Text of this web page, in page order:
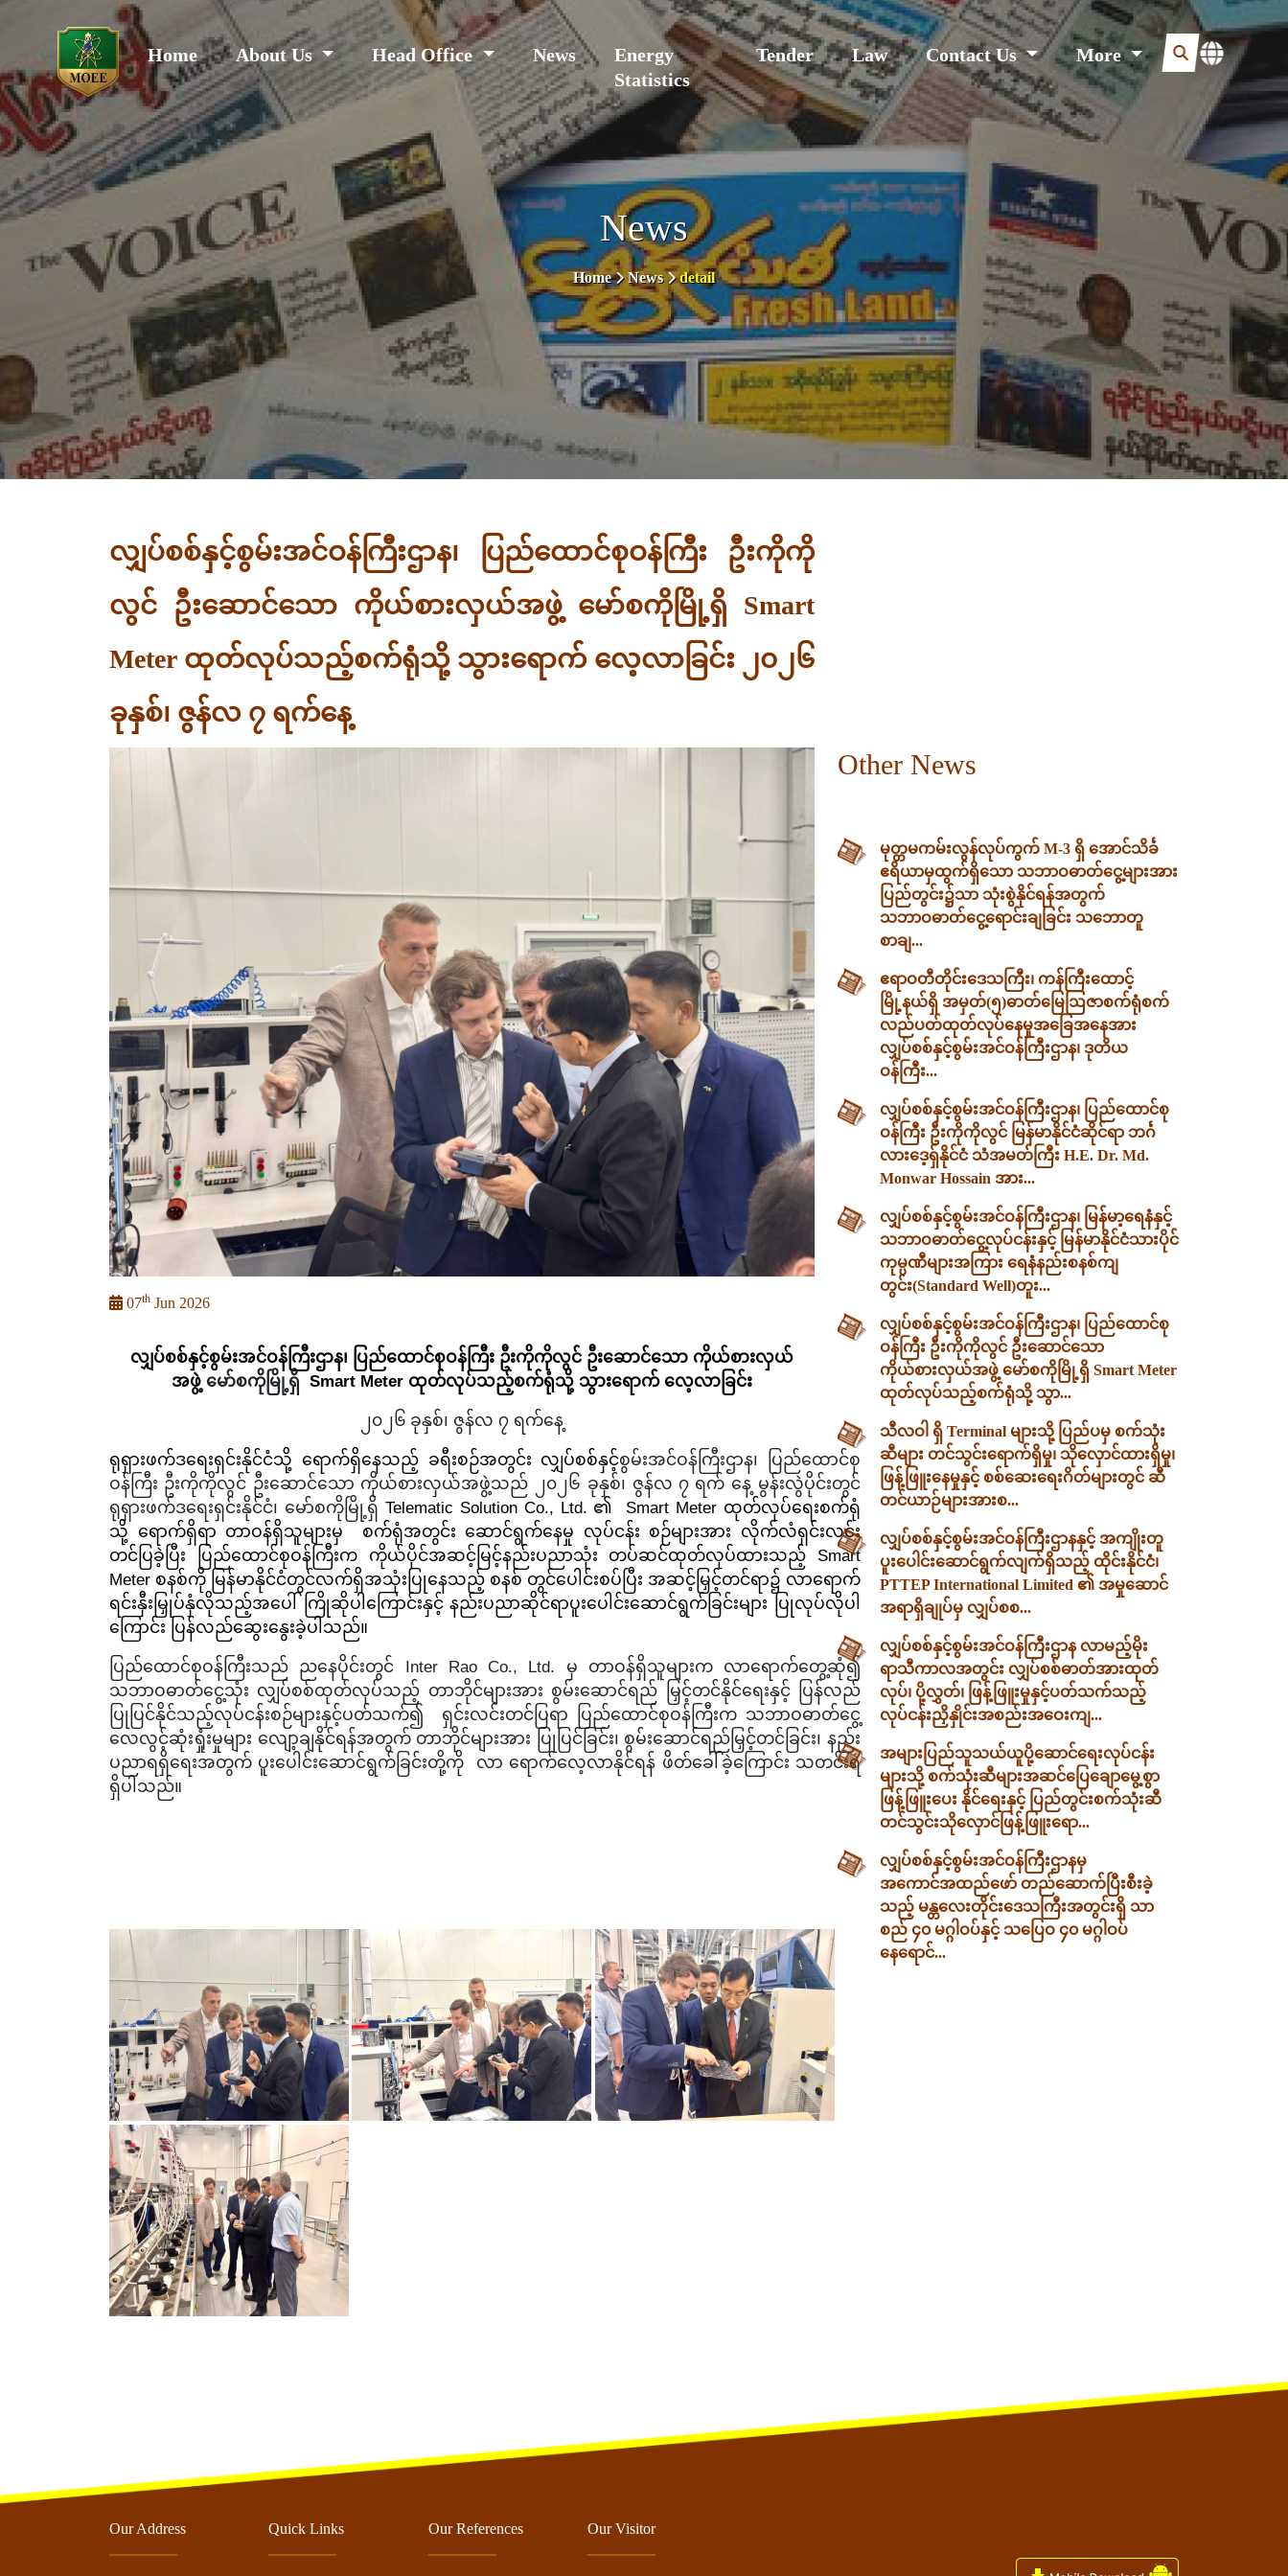
Home About Us Head Office News
Energy
Statistics
Tender Law Contact Us More
News
Home News detail
လျှပ်စစ်နှင့်စွမ်းအင်ဝန်ကြီးဌာန၊ ပြည်ထောင်စုဝန်ကြီး ဦးကိုကို
လွင် ဦးဆောင်သော ကိုယ်စားလှယ်အဖွဲ့ မော်စကိုမြို့ရှိ Smart
Meter ထုတ်လုပ်သည့်စက်ရုံသို့ သွားရောက် လေ့လာခြင်း ၂၀၂၆
ခုနှစ်၊ ဇွန်လ ၇ ရက်နေ့
07th Jun 2026
လျှပ်စစ်နှင့်စွမ်းအင်ဝန်ကြီးဌာန၊ ပြည်ထောင်စုဝန်ကြီး ဦးကိုကိုလွင် ဦးဆောင်သော ကိုယ်စားလှယ်
အဖွဲ့ မော်စကိုမြို့ရှိ Smart Meter ထုတ်လုပ်သည့်စက်ရုံသို့ သွားရောက် လေ့လာ ခြင်း
၂၀၂၆ ခုနှစ်၊ ဇွန်လ ၇ ရက်နေ့
ရုရှားဖက်ဒရေးရှင်းနိုင်ငံသို့ ရောက်ရှိနေသည့် ခရီးစဉ်အတွင်း လျှပ်စစ်နှင့်စွမ်းအင်ဝန်ကြီးဌာန၊ ပြည်ထောင်စု
ဝန်ကြီး ဦးကိုကိုလွင် ဦးဆောင်သော ကိုယ်စားလှယ်အဖွဲ့သည် ၂၀၂၆ ခုနှစ်၊ ဇွန်လ ၇ ရက် နေ့မွန်းလွဲပိုင်းတွင်
ရုရှားဖက်ဒရေးရှင်းနိုင်ငံ၊ မော်စကိုမြို့ရှိ Telematic Solution Co., Ltd. ၏ Smart Meter ထုတ်လုပ်ရေးစက်ရုံ
သို့ ရောက်ရှိရာ တာဝန်ရှိသူများမှ စက်ရုံအတွင်း ဆောင်ရွက်နေမှု လုပ်ငန်း စဉ်များအား လိုက်လံရှင်းလင်း
တင်ပြခဲ့ပြီး ပြည်ထောင်စုဝန်ကြီးက ကိုယ်ပိုင်အဆင့်မြင့်နည်းပညာသုံး တပ်ဆင်ထုတ်လုပ်ထားသည့် Smart
Meter စနစ်ကို မြန်မာနိုင်ငံတွင်လက်ရှိအသုံးပြုနေသည့် စနစ် တွင်ပေါင်းစပ်ပြီး အဆင့်မြှင့်တင်ရာ၌ လာရောက်
ရင်းနှီးမြှုပ်နှံလိုသည့်အပေါ် ကြိုဆိုပါကြောင်းနှင့် နည်းပညာဆိုင်ရာပူးပေါင်းဆောင်ရွက်ခြင်းများ ပြုလုပ်လိုပါ
ကြောင်း ပြန်လည်ဆွေးနွေးခဲ့ပါသည်။
ပြည်ထောင်စုဝန်ကြီးသည် ညနေပိုင်းတွင် Inter Rao Co., Ltd. မှ တာဝန်ရှိသူများက လာရောက်တွေ့ဆုံ၍
သဘာဝဓာတ်ငွေ့သုံး လျှပ်စစ်ထုတ်လုပ်သည့် တာဘိုင်များအား စွမ်းဆောင်ရည် မြှင့်တင်နိုင်ရေးနှင့် ပြန်လည်
ပြုပြင်နိုင်သည့်လုပ်ငန်းစဉ်များနှင့်ပတ်သက်၍ ရှင်းလင်းတင်ပြရာ ပြည်ထောင်စုဝန်ကြီးက သဘာဝဓာတ်ငွေ့
လေလွင့်ဆုံးရှုံးမှုများ လျော့ချနိုင်ရန်အတွက် တာဘိုင်များအား ပြုပြင်ခြင်း၊ စွမ်းဆောင်ရည်မြှင့်တင်ခြင်း၊ နည်း
ပညာရရှိရေးအတွက် ပူးပေါင်းဆောင်ရွက်ခြင်းတို့ကို လာ ရောက်လေ့လာနိုင်ရန် ဖိတ်ခေါ်ခဲ့ကြောင်း သတင်းရ
ရှိပါသည်။
Other News
မုတ္တမကမ်းလွန်လုပ်ကွက် M-3 ရှိ အောင်သိင်္ခ
ဧရိယာမှထွက်ရှိသော သဘာဝဓာတ်ငွေ့များအား
ပြည်တွင်း၌သာ သုံးစွဲနိုင်ရန်အတွက်
သဘာဝဓာတ်ငွေ့ရောင်းချခြင်း သဘောတူ
စာချ...
ဧရာဝတီတိုင်းဒေသကြီး၊ ကန်ကြီးထောင့်
မြို့နယ်ရှိ အမှတ်(၅)ဓာတ်မြေဩဇာစက်ရုံစက်
လည်ပတ်ထုတ်လုပ်နေမှုအခြေအနေအား
လျှပ်စစ်နှင့်စွမ်းအင်ဝန်ကြီးဌာန၊ ဒုတိယ
ဝန်ကြီး...
လျှပ်စစ်နှင့်စွမ်းအင်ဝန်ကြီးဌာန၊ ပြည်ထောင်စု
ဝန်ကြီး ဦးကိုကိုလွင် မြန်မာနိုင်ငံဆိုင်ရာ ဘင်္ဂ
လားဒေ့ရှ်နိုင်ငံ သံအမတ်ကြီး H.E. Dr. Md.
Monwar Hossain အား...
လျှပ်စစ်နှင့်စွမ်းအင်ဝန်ကြီးဌာန၊ မြန်မာ့ရေနံနှင့်
သဘာဝဓာတ်ငွေ့လုပ်ငန်းနှင့် မြန်မာနိုင်ငံသားပိုင်
ကုမ္ပဏီများအကြား ရေနံနည်းစနစ်ကျ
တွင်း(Standard Well)တူး...
လျှပ်စစ်နှင့်စွမ်းအင်ဝန်ကြီးဌာန၊ ပြည်ထောင်စု
ဝန်ကြီး ဦးကိုကိုလွင် ဦးဆောင်သော
ကိုယ်စားလှယ်အဖွဲ့ မော်စကိုမြို့ရှိ Smart Meter
ထုတ်လုပ်သည့်စက်ရုံသို့ သွာ...
သီလဝါ ရှိ Terminal များသို့ ပြည်ပမှ စက်သုံး
ဆီများ တင်သွင်းရောက်ရှိမှု၊ သိုလှောင်ထားရှိမှု၊
ဖြန့်ဖြူးနေမှုနှင့် စစ်ဆေးရေးဂိတ်များတွင် ဆီ
တင်ယာဉ်များအားစ...
လျှပ်စစ်နှင့်စွမ်းအင်ဝန်ကြီးဌာနနှင့် အကျိုးတူ
ပူးပေါင်းဆောင်ရွက်လျက်ရှိသည့် ထိုင်းနိုင်ငံ၊
PTTEP International Limited ၏ အမှုဆောင်
အရာရှိချုပ်မှ လျှပ်စစ...
လျှပ်စစ်နှင့်စွမ်းအင်ဝန်ကြီးဌာန လာမည့်မိုး
ရာသီကာလအတွင်း လျှပ်စစ်ဓာတ်အားထုတ်
လုပ်၊ ပို့လွှတ်၊ ဖြန့်ဖြူးမှုနှင့်ပတ်သက်သည့်
လုပ်ငန်းညှိနှိုင်းအစည်းအဝေးကျ...
အများပြည်သူသယ်ယူပို့ဆောင်ရေးလုပ်ငန်း
များသို့ စက်သုံးဆီများအဆင်ပြေချောမွေ့စွာ
ဖြန့်ဖြူးပေး နိုင်ရေးနှင့် ပြည်တွင်းစက်သုံးဆီ
တင်သွင်းသိုလှောင်ဖြန့်ဖြူးရော...
လျှပ်စစ်နှင့်စွမ်းအင်ဝန်ကြီးဌာနမှ
အကောင်အထည်ဖော် တည်ဆောက်ပြီးစီးခဲ့
သည့် မန္တလေးတိုင်းဒေသကြီးအတွင်းရှိ သာ
စည် ၄၀ မဂ္ဂါဝပ်နှင့် သပြေဝ ၄၀ မဂ္ဂါဝပ်
နေရောင်...
Our Address Quick Links Our References Our Visitor